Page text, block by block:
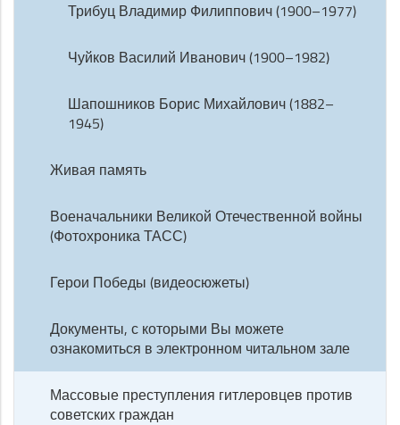
Трибуц Владимир Филиппович (1900–1977)
Чуйков Василий Иванович (1900–1982)
Шапошников Борис Михайлович (1882–
1945)
Живая память
Военачальники Великой Отечественной войны
(Фотохроника ТАСС)
Герои Победы (видеосюжеты)
Документы, с которыми Вы можете
ознакомиться в электронном читальном зале
Массовые преступления гитлеровцев против
советских граждан